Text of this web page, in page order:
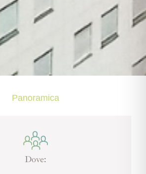
Panoramica
Dove: